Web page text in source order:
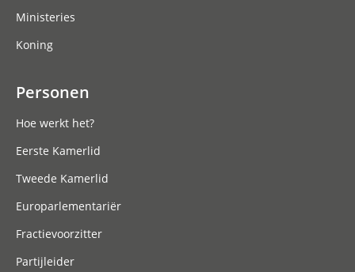
Ministeries
Koning
Personen
Hoe werkt het?
Eerste Kamerlid
Tweede Kamerlid
Europarlementariër
Fractievoorzitter
Partijleider